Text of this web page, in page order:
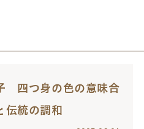
四つ身の色の意味合
伝統の調和